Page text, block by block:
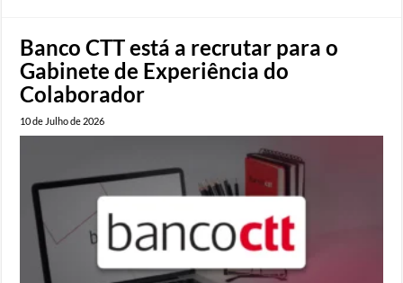
Banco CTT está a recrutar para o
Gabinete de Experiência do
Colaborador
10 de Julho de 2026